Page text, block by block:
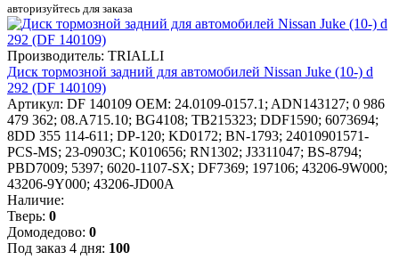
авторизуйтесь для заказа
Производитель: TRIALLI
Диск тормозной задний для автомобилей Nissan Juke (10-) d
292 (DF 140109)
Артикул: DF 140109 OEM: 24.0109-0157.1; ADN143127; 0 986
479 362; 08.A715.10; BG4108; TB215323; DDF1590; 6073694;
8DD 355 114-611; DP-120; KD0172; BN-1793; 24010901571-
PCS-MS; 23-0903C; K010656; RN1302; J3311047; BS-8794;
PBD7009; 5397; 6020-1107-SX; DF7369; 197106; 43206-9W000;
43206-9Y000; 43206-JD00A
Наличие:
Тверь: 0
Домодедово: 0
Под заказ 4 дня: 100